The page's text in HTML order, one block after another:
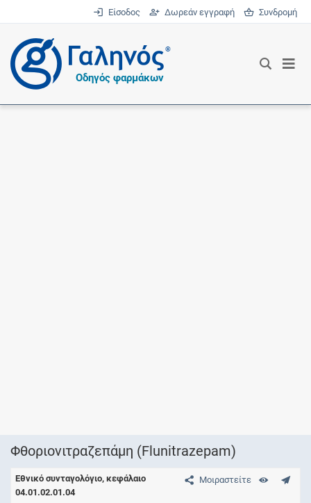
Είσοδος Δωρεάν εγγραφή Συνδρομή
®
Οδηγός φαρμάκων
Φθοριονιτραζεπάμη (Flunitrazepam)
Μοιραστείτε
Εθνικό συνταγολόγιο, κεφάλαιο
04.01.02.01.04